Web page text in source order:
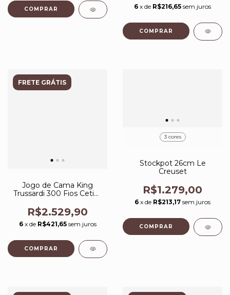
COMPRAR 6 x de R$216,65 sem juros
FRETE GRÁTIS
Jogo de Cama King
Trussardi 300 Fios Cetim
R$2.529,90
6 x de R$421,65 sem juros
3 cores
Stockpot 26cm Le
Creuset
R$1.279,00
6 x de R$213,17 sem juros
COMPRAR